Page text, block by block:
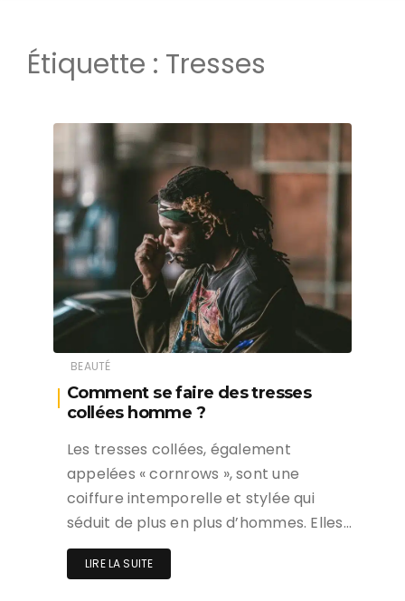
Étiquette : Tresses
BEAUTÉ
Comment se faire des tresses
collées homme ?
Les tresses collées, également
appelées « cornrows », sont une
coiffure intemporelle et stylée qui
séduit de plus en plus d’hommes. Elles…
LIRE LA SUITE